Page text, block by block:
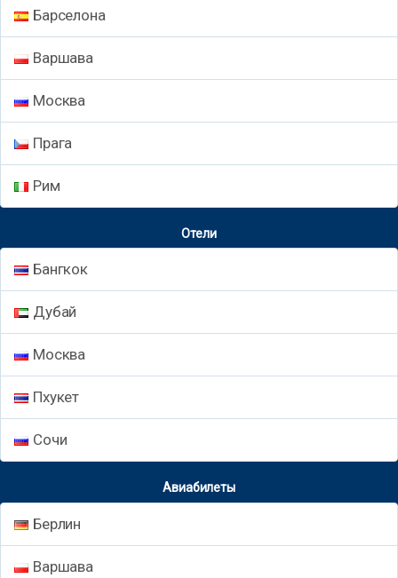
Барселона
Варшава
Москва
Прага
Рим
Отели
Бангкок
Дубай
Москва
Пхукет
Сочи
Авиабилеты
Берлин
Варшава